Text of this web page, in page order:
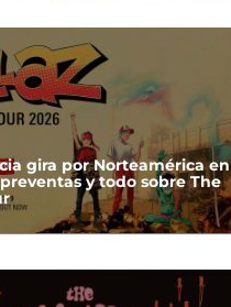
gira por Norteamérica en
y todo sobre The